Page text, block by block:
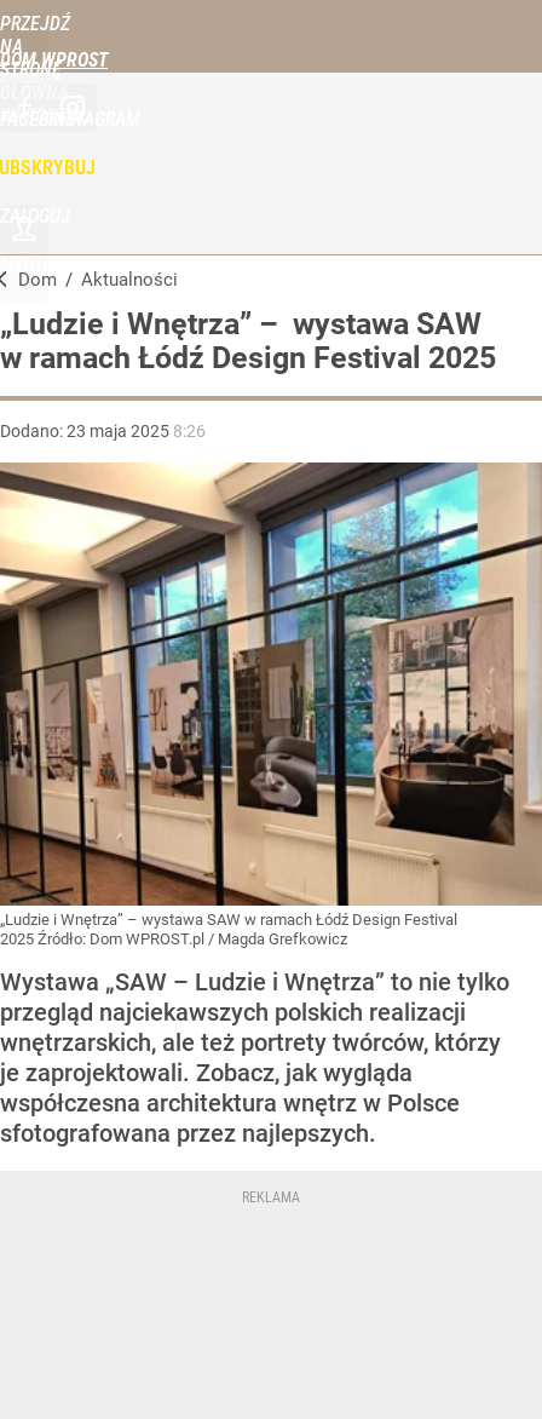
PRZEJDŹ
NA
STRONĘ
DOM WPROST
Dom / Aktualności
„Ludzie i Wnętrza” – wystawa SAW
w ramach Łódź Design Festival 2025
Dodano:23 maja 2025 8:26
„Ludzie i Wnętrza” – wystawa SAW w ramach Łódź Design Festival
2025 Źródło: Dom WPROST.pl / Magda Grefkowicz
Wystawa „SAW – Ludzie i Wnętrza” to nie tylko
przegląd najciekawszych polskich realizacji
wnętrzarskich, ale też portrety twórców, którzy
je zaprojektowali. Zobacz, jak wygląda
współczesna architektura wnętrz w Polsce
sfotografowana przez najlepszych.